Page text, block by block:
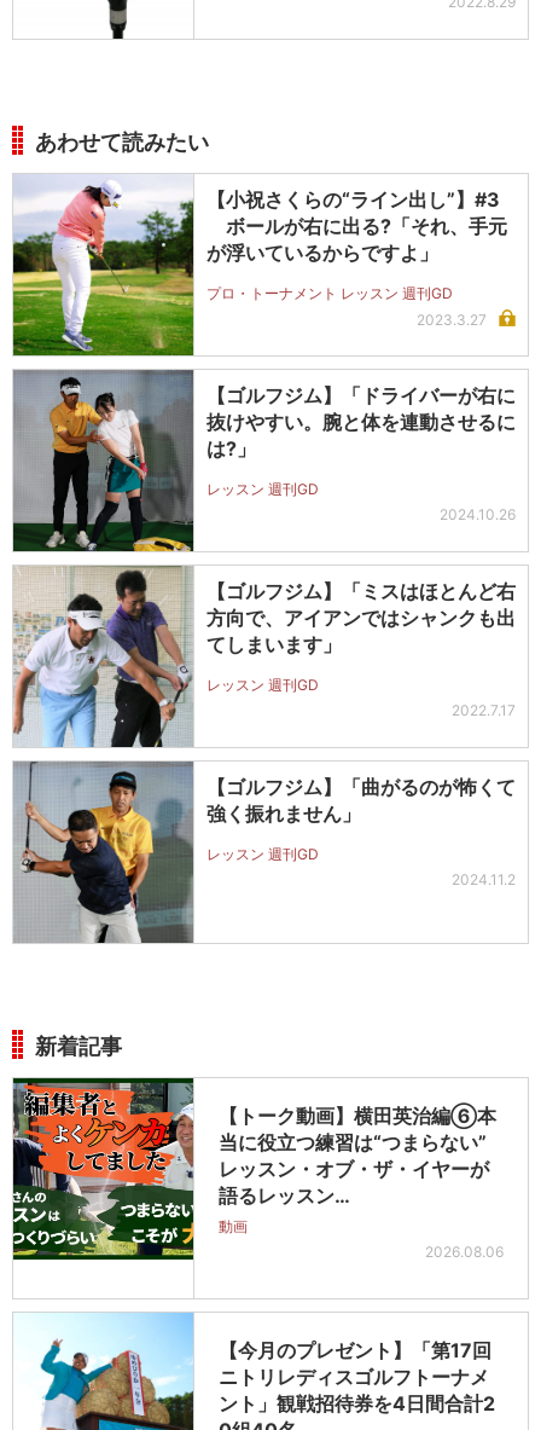
あわせて読みたい
【小祝さくらの“ライン出し”】#3
ボールが右に出る?「それ、手元
が浮いているからですよ」
プロ・トーナメント レッスン 週刊GD
2023.3.27
【ゴルフジム】「ドライバーが右に
抜けやすい。腕と体を連動させるに
は?」
レッスン 週刊GD
2024.10.26
【ゴルフジム】「ミスはほとんど右
方向で、アイアンではシャンクも出
てしまいます」
レッスン 週刊GD
2022.7.17
【ゴルフジム】「曲がるのが怖くて
強く振れません」
レッスン 週刊GD
2024.11.2
新着記事
【トーク動画】横田英治編⑥本
当に役立つ練習は“つまらない”
レッスン・オブ・ザ・イヤーが
語るレッスン…
動画
2026.08.06
【今月のプレゼント】「第17回
ニトリレディスゴルフトーナメ
ント」観戦招待券を4日間合計2